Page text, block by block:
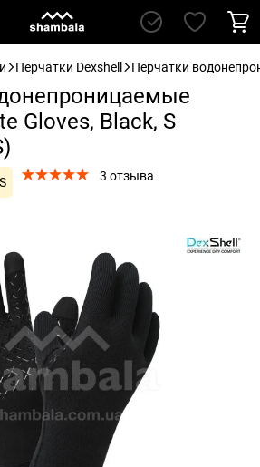
Перчатки Dexshell Перчатки
Gloves, Black, S
3 отзыва